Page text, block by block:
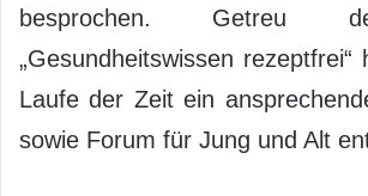
besprochen. Getreu
„Gesundheitswissen
Laufe der Zeit ein
sowie Forum für Jung und Alt